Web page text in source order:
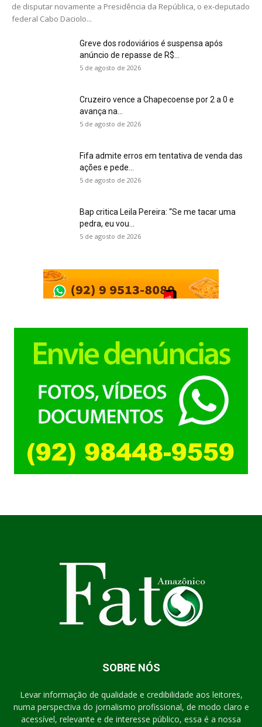
de disputar novamente a Presidência da República, o ex-deputado
federal Cabo Daciolo...
Greve dos rodoviários é suspensa após
anúncio de repasse de R$...
5 de agosto de 2026
Cruzeiro vence a Chapecoense por 2 a 0 e
avança na...
5 de agosto de 2026
Fifa admite erros em tentativa de venda das
ações e pede...
5 de agosto de 2026
Bap critica Leila Pereira: “Se me tacar uma
pedra, eu vou...
5 de agosto de 2026
SOBRE NÓS
Levar informação de qualidade e credibilidade aos leitores,
numa perspectiva do jornalismo profissional, de modo claro e
acessível, relevante e de interesse público, essa é a nossa